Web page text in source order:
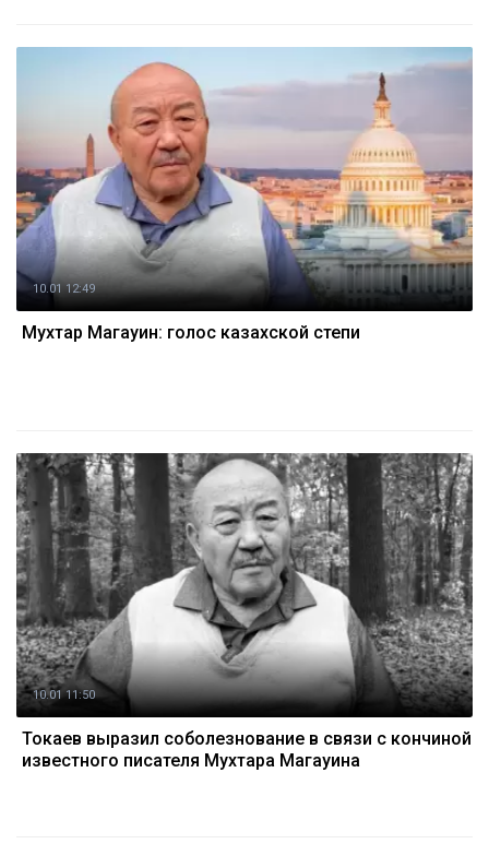
10.01 12:49
Мухтар Магауин: голос казахской степи
10.01 11:50
Токаев выразил соболезнование в связи с кончиной
известного писателя Мухтара Магауина